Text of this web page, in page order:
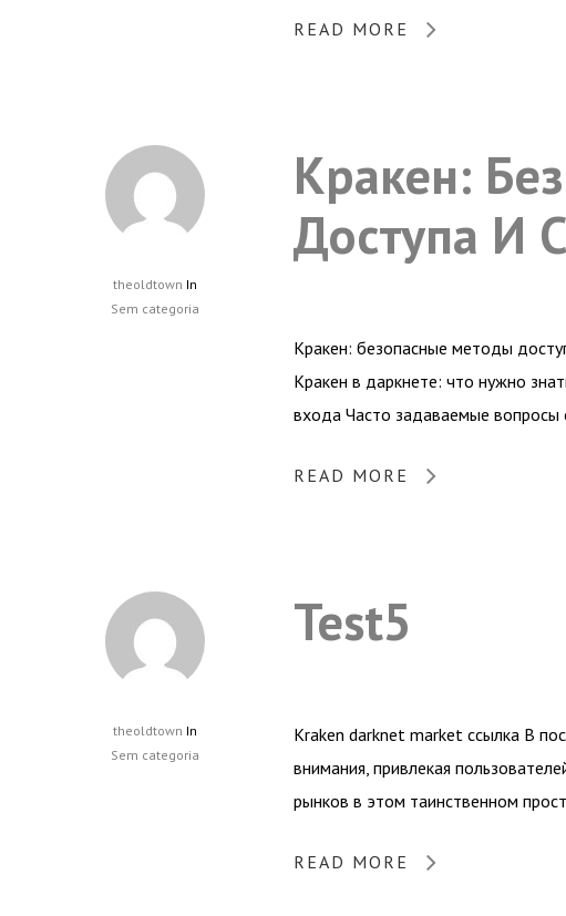
READ MORE
theoldtown In
Sem categoria
Кракен:
Доступа И
Кракен: безопасные методы
Кракен в даркнете: что нужно
входа Часто задаваемые вопросы
READ MORE
theoldtown In
Sem categoria
Test5
Kraken darknet market ссылка В
внимания, привлекая
рынков в этом таинственном
READ MORE